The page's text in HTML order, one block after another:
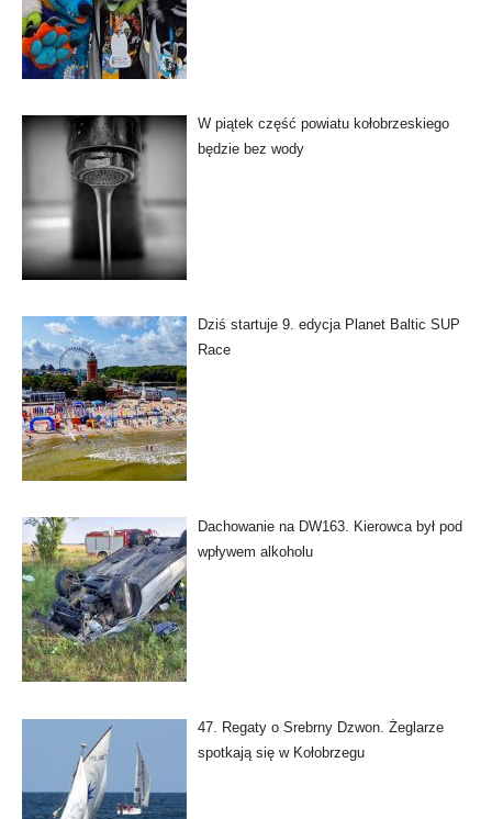
W piątek część powiatu kołobrzeskiego
będzie bez wody
Dziś startuje 9. edycja Planet Baltic SUP
Race
Dachowanie na DW163. Kierowca był pod
wpływem alkoholu
47. Regaty o Srebrny Dzwon. Żeglarze
spotkają się w Kołobrzegu